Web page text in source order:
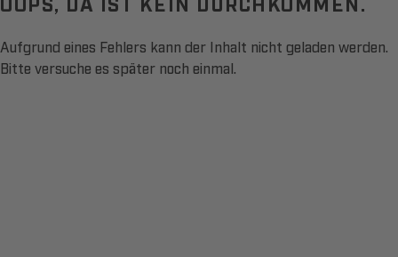
Aufgrund eines Fehlers kann der Inhalt nicht geladen werden.
Bitte versuche es später noch einmal.